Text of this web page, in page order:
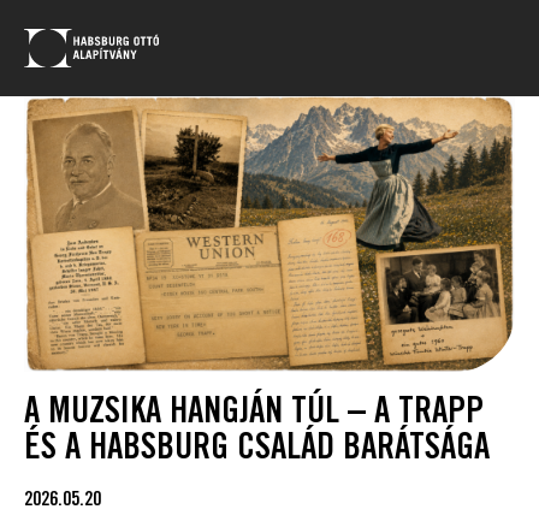
A MUZSIKA HANGJÁN TÚL – A TRAPP
ÉS A HABSBURG CSALÁD BARÁTSÁGA
2026.05.20